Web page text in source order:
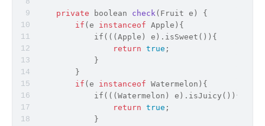
private boolean check( Fruit e )
{
if (e instanceof Apple){
            if(((Apple) e).isSweet()){
return true ;
            }
        }
if (e instanceof Watermelon){
            if(((Watermelon) e).isJuicy()){
return true ;
            }